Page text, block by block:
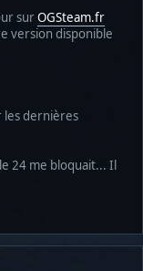
surOGSteam.fr
version disponible
les dernières
24 me bloquait... Il